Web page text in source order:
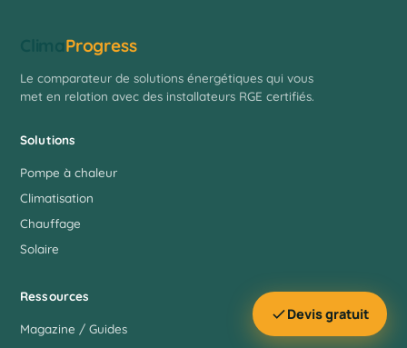
Progress
Le comparateur de solutions énergétiques qui vous
met en relation avec des installateurs RGE certifiés.
Solutions
Pompe à chaleur
Climatisation
Chauffage
Solaire
Ressources
Magazine / Guides
Devis gratuit